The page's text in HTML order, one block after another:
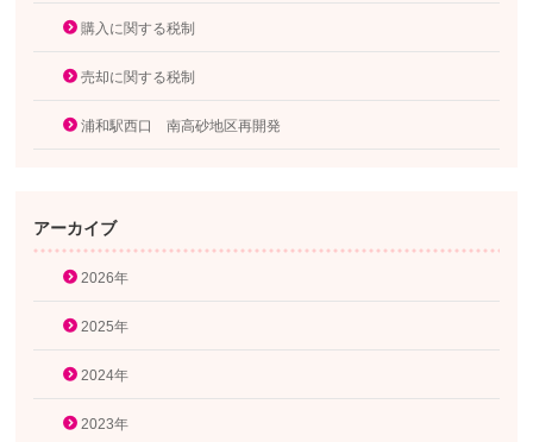
購入に関する税制
売却に関する税制
浦和駅西口 南高砂地区再開発
アーカイブ
2026年
2025年
2024年
2023年